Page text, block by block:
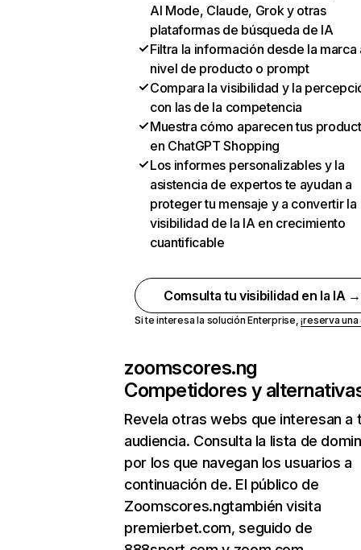
AI Mode, Claude, Grok y otras
plataformas de búsqueda de IA
Filtra la información desde la marca
nivel de producto o prompt
Compara la visibilidad y la
con las de la competencia
Muestra cómo aparecen tus
en ChatGPT Shopping
Los informes personalizables y la
asistencia de expertos te ayudan a
proteger tu mensaje y a convertir la
visibilidad de la IA en crecimiento
cuantificable
Comsulta tu visibilidad en la IA →
Si te interesa la solución Enterprise,¡reserva
zoomscores.ng
Competidores y
Revela otras webs que interesan a
audiencia. Consulta la lista de
por los que navegan los usuarios a
continuación de. El público de
Zoomscores.ngtambién visita
premierbet.com, seguido de